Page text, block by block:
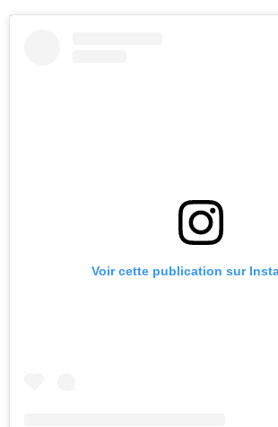
Voir cette publication sur